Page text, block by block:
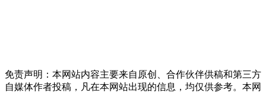
免责声明：本网站内容主要来自原创、合作伙伴供稿和第三方
自媒体作者投稿，凡在本网站出现的信息，均仅供参考。本网